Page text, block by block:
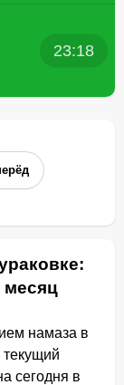
23:18
месяц
намаза в
сегодня в